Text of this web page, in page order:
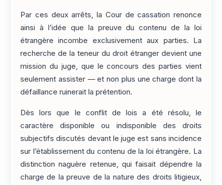
Par ces deux arrêts, la Cour de cassation renonce
ainsi à l’idée que la preuve du contenu de la loi
étrangère incombe exclusivement aux parties. La
recherche de la teneur du droit étranger devient une
mission du juge, que le concours des parties vient
seulement assister — et non plus une charge dont la
défaillance ruinerait la prétention.
Dès lors que le conflit de lois a été résolu, le
caractère disponible ou indisponible des droits
subjectifs discutés devant le juge est sans incidence
sur l’établissement du contenu de la loi étrangère. La
distinction naguère retenue, qui faisait dépendre la
charge de la preuve de la nature des droits litigieux,